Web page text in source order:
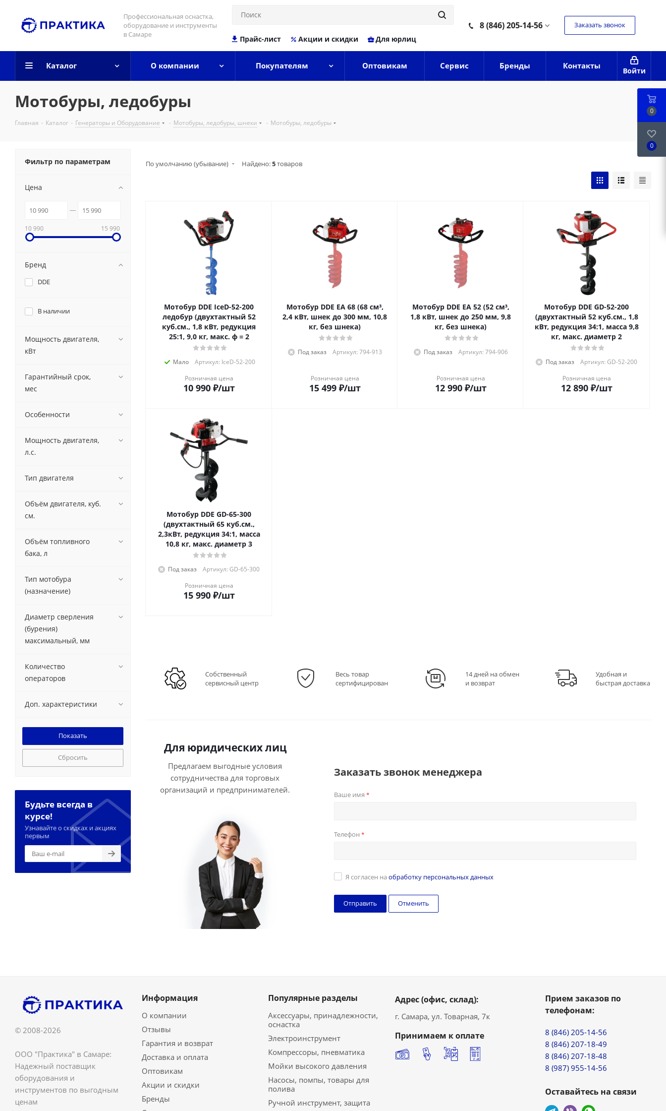
Профессиональная оснастка,
оборудование и инструменты
в Самаре
Прайс-лист Акции и скидки Для юрлиц
8 (846) 205-14-56 Заказать звонок
Войти
Каталог О компании Покупателям Оптовикам Сервис Бренды Контакты
Мотобуры, ледобуры
Главная - Каталог - Генераторы и Оборудование - Мотобуры, ледобуры, шнеки - Мотобуры, ледобуры
По умолчанию (убывание) Найдено:5товаров
Мотобур DDE IceD-52-200
ледобур (двухтактный 52
куб.см., 1,8 кВт, редукция
25:1, 9,0 кг, макс. ф = 2
Мало
Артикул: IceD-52-200
Розничная цена
10 990₽/шт
Мотобур DDE EA 68 (68 см³,
2,4 кВт, шнек до 300 мм, 10,8
кг, без шнека)
Под заказ Артикул: 794-913
Розничная цена
15 499₽/шт
Мотобур DDE EA 52 (52 см³,
1,8 кВт, шнек до 250 мм, 9,8
кг, без шнека)
Под заказ Артикул: 794-906
Розничная цена
12 990₽/шт
Мотобур DDE GD-52-200
(двухтактный 52 куб.см., 1,8
кВт, редукция 34:1, масса 9,8
кг, макс. диаметр 2
Под заказ
Артикул: GD-52-200
Розничная цена
12 890₽/шт
Мотобур DDE GD-65-300
(двухтактный 65 куб.см.,
2,3кВт, редукция 34:1, масса
10,8 кг, макс. диаметр 3
Под заказ
Артикул: GD-65-300
Розничная цена
15 990₽/шт
Собственный
сервисный центр
Весь товар
сертифицирован
14 дней на обмен
и возврат
Удобная и
быстрая доставка
Для юридических лиц
Предлагаем выгодные условия
сотрудничества для торговых
организаций и предпринимателей.
Заказать звонок менеджера
Ваше имя *
Телефон *
Я согласен на обработку персональных данных
Отменить
Фильтр по параметрам
Цена
10 990 15 990
Бренд
DDE
В наличии
Мощность двигателя,
кВт
Гарантийный срок,
мес
Особенности
Мощность двигателя,
л.с.
Тип двигателя
Объём двигателя, куб.
см.
Объём топливного
бака, л
Тип мотобура
(назначение)
Диаметр сверления
(бурения)
максимальный, мм
Количество
операторов
Доп. характеристики
Сбросить
Будьте всегда в
курсе!
Узнавайте о скидках и акциях
первым
© 2008-2026
ООО "Практика" в Самаре:
Надежный поставщик
оборудования и
инструментов по выгодным
ценам
Информация
О компании
Отзывы
Гарантия и возврат
Доставка и оплата
Оптовикам
Акции и скидки
Бренды
Популярные разделы
Аксессуары, принадлежности,
оснастка
Электроинструмент
Компрессоры, пневматика
Мойки высокого давления
Насосы, помпы, товары для
полива
Ручной инструмент, защита
Адрес (офис, склад):
г. Самара, ул. Товарная, 7к
Принимаем к оплате
Прием заказов по
телефонам:
8 (846) 205-14-56
8 (846) 207-18-49
8 (846) 207-18-48
8 (987) 955-14-56
Оставайтесь на связи
0
0